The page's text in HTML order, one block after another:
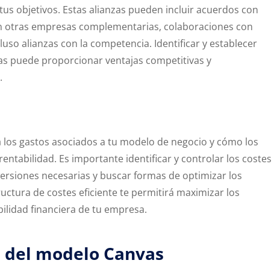
objetivos. Estas alianzas pueden incluir acuerdos con
otras empresas complementarias, colaboraciones con
alianzas con la competencia. Identificar y establecer
puede proporcionar ventajas competitivas y
gastos asociados a tu modelo de negocio y cómo los
Es importante identificar y controlar los costes
necesarias y buscar formas de optimizar los
de costes eficiente te permitirá maximizar los
financiera de tu empresa.
modelo Canvas